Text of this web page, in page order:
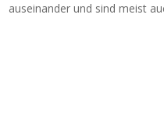
auseinander und sind meist